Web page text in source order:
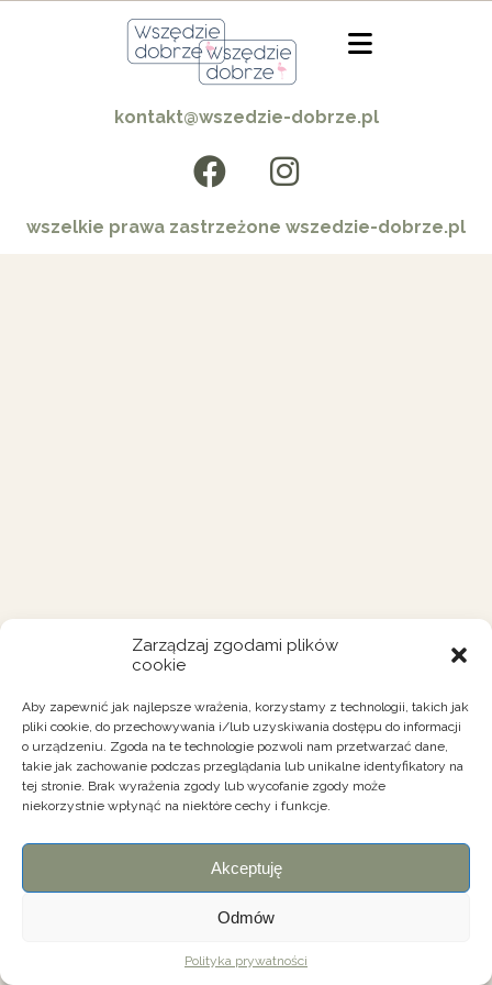
Zarządzaj zgodami plików
cookie
Aby zapewnić jak najlepsze wrażenia, korzystamy z technologii, takich jak
pliki cookie, do przechowywania i/lub uzyskiwania dostępu do informacji
o urządzeniu. Zgoda na te technologie pozwoli nam przetwarzać dane,
takie jak zachowanie podczas przeglądania lub unikalne identyfikatory na
tej stronie. Brak wyrażenia zgody lub wycofanie zgody może
niekorzystnie wpłynąć na niektóre cechy i funkcje.
Akceptuję
Odmów
Polityka prywatności
kontakt@wszedzie-dobrze.pl
wszelkie prawa zastrzeżone wszedzie-dobrze.pl